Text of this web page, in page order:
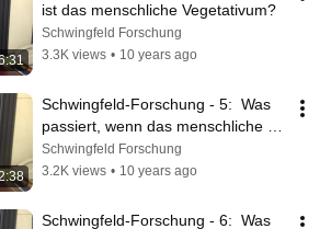
ist das menschliche Vegetativum?
Schwingfeld Forschung
3.3K views • 10 years ago
Schwingfeld-Forschung - 5:  Was
passiert, wenn das menschliche
Vegetativum versagt?
Schwingfeld Forschung
3.2K views • 10 years ago
Schwingfeld-Forschung - 6:  Was